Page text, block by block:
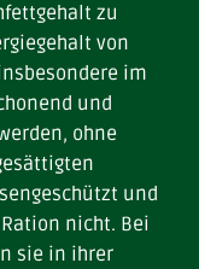
zu
von
im
und
ohne
und
Ration nicht. Bei
sie in ihrer